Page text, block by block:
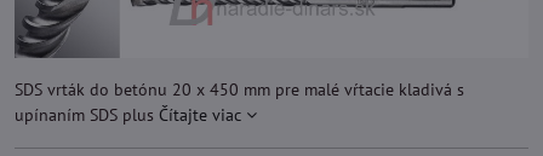
SDS vrták do betónu 20 x 450 mm pre malé vŕtacie kladivá s
upínaním SDS plus Čítajte viac